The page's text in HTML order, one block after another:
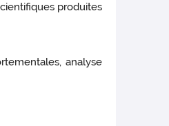
produites
analyse